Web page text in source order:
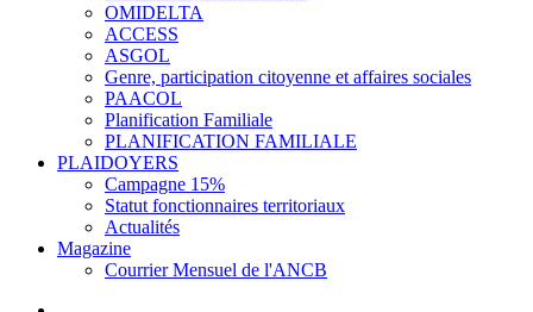
OMIDELTA
ACCESS
ASGOL
Genre, participation citoyenne et affaires sociales
PAACOL
Planification Familiale
PLANIFICATION FAMILIALE
PLAIDOYERS
Campagne 15%
Statut fonctionnaires territoriaux
Actualités
Magazine
Courrier Mensuel de l'ANCB